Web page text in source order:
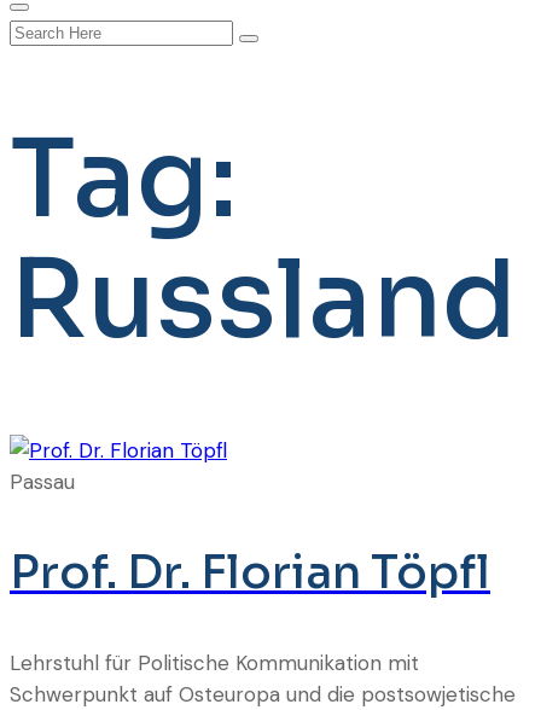
Tag:
Russland
Passau
Prof. Dr. Florian Töpfl
Lehrstuhl für Politische Kommunikation mit
Schwerpunkt auf Osteuropa und die postsowjetische